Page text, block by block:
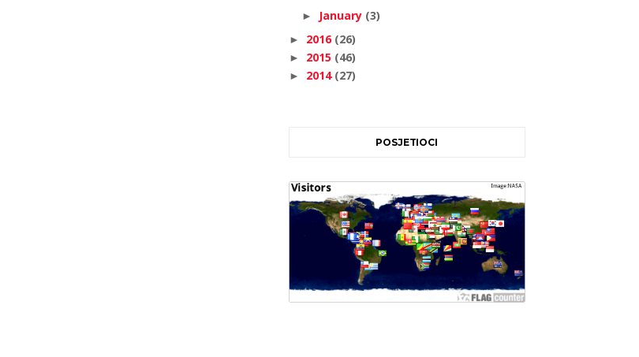
► January (3)
► 2016 (26)
► 2015 (46)
► 2014 (27)
POSJETIOCI